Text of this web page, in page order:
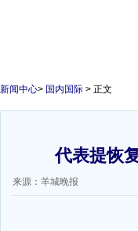
新闻中心> 国内国际 > 正文
代表提恢
来源：羊城晚报